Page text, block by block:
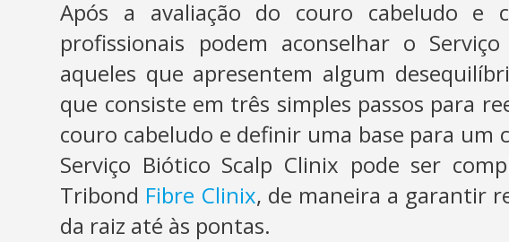
Após a avaliação do couro cabeludo e
profissionais podem aconselhar o
aqueles que apresentem algum
que consiste em três simples passos para
couro cabeludo e definir uma base para um
Serviço Biótico Scalp Clinix pode ser
Tribond Fibre Clinix, de maneira a garantir
da raiz até às pontas.